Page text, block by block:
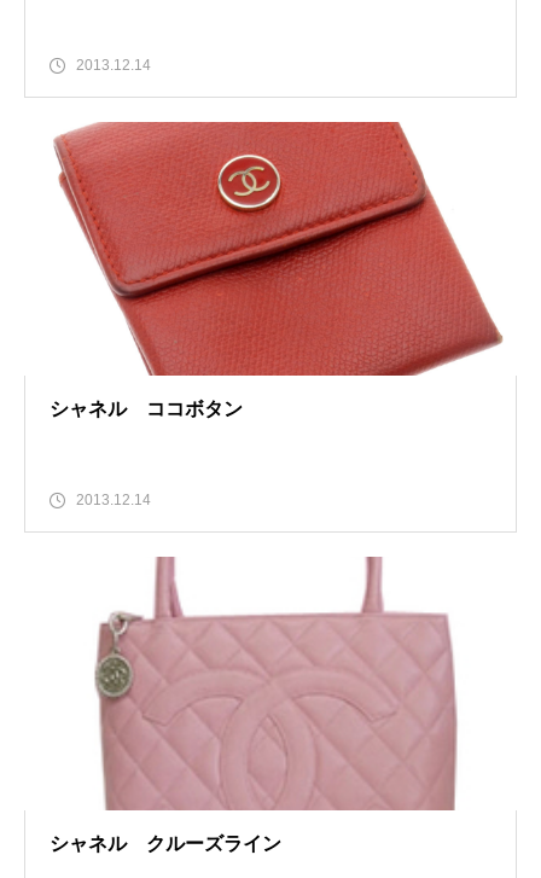
2013.12.14
シャネル ココボタン
2013.12.14
シャネル クルーズライン